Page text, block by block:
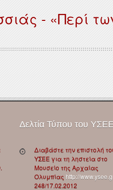
- «Περί
Δελτία Τύπου του
Διαβάστε την επιστολή
ΥΣΕΕ για τη ληστεία στο
Μουσείο της Αρχαίας
Ολυμπίας http://
248/17.02.2012